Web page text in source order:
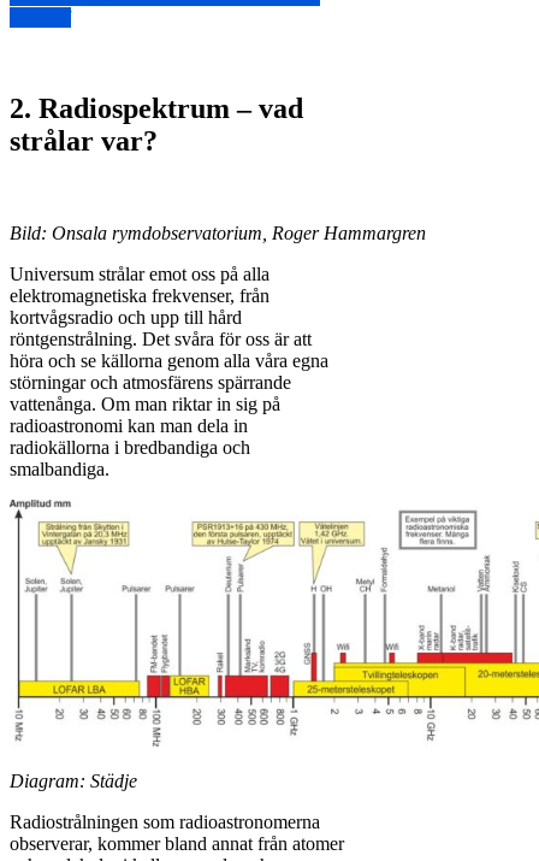
2. Radiospektrum – vad
strålar var?
Bild: Onsala rymdobservatorium, Roger Hammargren
Universum strålar emot oss på alla
elektromagnetiska frekvenser, från
kortvågsradio och upp till hård
röntgenstrålning. Det svåra för oss är att
höra och se källorna genom alla våra egna
störningar och atmosfärens spärrande
vattenånga. Om man riktar in sig på
radioastronomi kan man dela in
radiokällorna i bredbandiga och
smalbandiga.
Diagram: Städje
Radiostrålningen som radioastronomerna
observerar, kommer bland annat från atomer